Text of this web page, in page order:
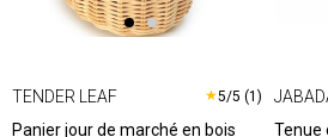
TENDER LEAF ★5/5 (1)
Panier jour de marché en bois
Tenue